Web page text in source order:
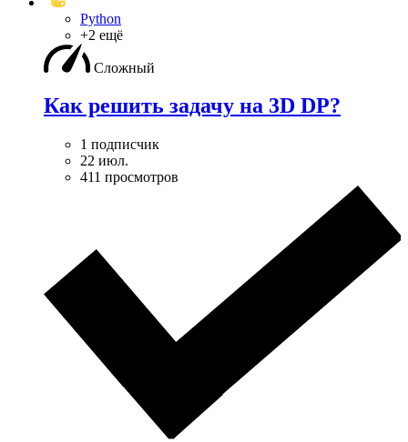
Python
+2 ещё
Сложный
Как решить задачу на 3D DP?
1 подписчик
22 июл.
411 просмотров